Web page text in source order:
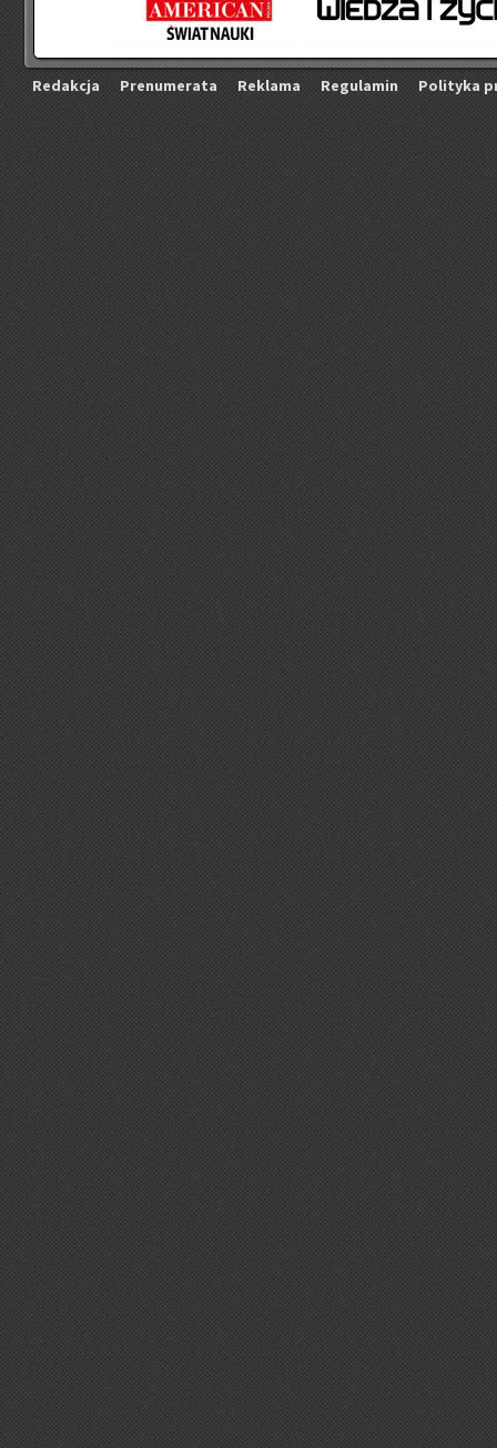
Re­dak­cja Pre­nu­me­ra­ta Re­kla­ma Re­gu­la­min Po­li­ty­ka